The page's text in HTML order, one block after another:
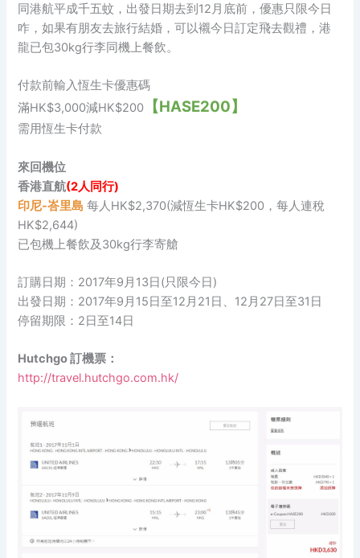
同港航平成千五蚊，出發日期去到12月底前，優惠只限今日
咋，如果有朋友去旅行結婚，可以襯今日訂定飛去觀禮，港
龍已包30kg行李同機上餐飲。
付款前輸入恆生卡優惠碼
滿HK$3,000減HK$200
【HASE200】
需用恆生卡付款
來回機位
香港直航(2人同行)
印尼-峇里島 每人HK$2,370(減恆生卡HK$200，每人連稅
HK$2,644)
已包機上餐飲及30kg行李寄艙
訂購日期：2017年9月13日(只限今日)
出發日期：2017年9月15日至12月21日、12月27日至31日
停留期限：2日至14日
Hutchgo 訂機票：
http://travel.hutchgo.com.hk/